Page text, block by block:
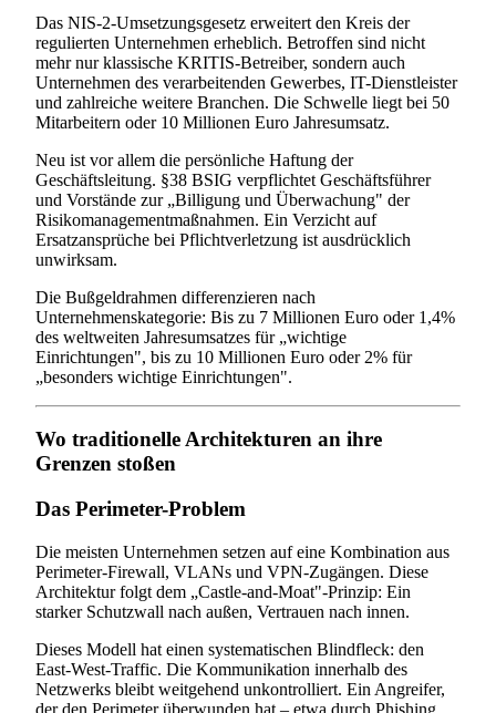
Das NIS-2-Umsetzungsgesetz erweitert den Kreis der
regulierten Unternehmen erheblich. Betroffen sind nicht
mehr nur klassische KRITIS-Betreiber, sondern auch
Unternehmen des verarbeitenden Gewerbes, IT-Dienstleister
und zahlreiche weitere Branchen. Die Schwelle liegt bei 50
Mitarbeitern oder 10 Millionen Euro Jahresumsatz.
Neu ist vor allem die persönliche Haftung der
Geschäftsleitung. §38 BSIG verpflichtet Geschäftsführer
und Vorstände zur „Billigung und Überwachung" der
Risikomanagementmaßnahmen. Ein Verzicht auf
Ersatzansprüche bei Pflichtverletzung ist ausdrücklich
unwirksam.
Die Bußgeldrahmen differenzieren nach
Unternehmenskategorie: Bis zu 7 Millionen Euro oder 1,4%
des weltweiten Jahresumsatzes für „wichtige
Einrichtungen", bis zu 10 Millionen Euro oder 2% für
„besonders wichtige Einrichtungen".
Wo traditionelle Architekturen an ihre
Grenzen stoßen
Das Perimeter-Problem
Die meisten Unternehmen setzen auf eine Kombination aus
Perimeter-Firewall, VLANs und VPN-Zugängen. Diese
Architektur folgt dem „Castle-and-Moat"-Prinzip: Ein
starker Schutzwall nach außen, Vertrauen nach innen.
Dieses Modell hat einen systematischen Blindfleck: den
East-West-Traffic. Die Kommunikation innerhalb des
Netzwerks bleibt weitgehend unkontrolliert. Ein Angreifer,
der den Perimeter überwunden hat – etwa durch Phishing